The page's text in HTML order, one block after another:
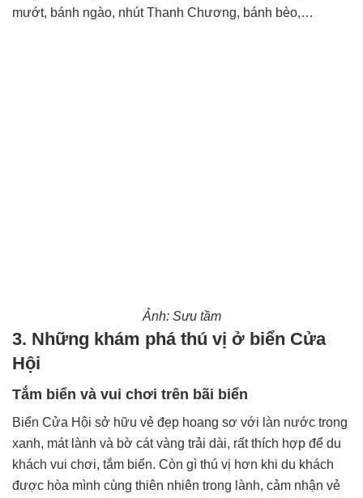
mướt, bánh ngào, nhút Thanh Chương, bánh bèo,…
Ảnh: Sưu tầm
3. Những khám phá thú vị ở biển Cửa
Hội
Tắm biển và vui chơi trên bãi biển
Biển Cửa Hội sở hữu vẻ đẹp hoang sơ với làn nước trong
xanh, mát lành và bờ cát vàng trải dài, rất thích hợp để du
khách vui chơi, tắm biển. Còn gì thú vị hơn khi du khách
được hòa mình cùng thiên nhiên trong lành, cảm nhận vẻ